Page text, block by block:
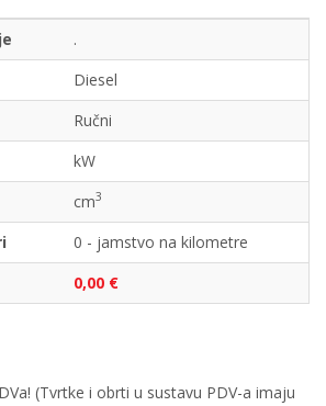
.
Diesel
Ručni
kW
cm3
0 - jamstvo na kilometre
0,00 €
(Tvrtke i obrti u sustavu PDV-a imaju